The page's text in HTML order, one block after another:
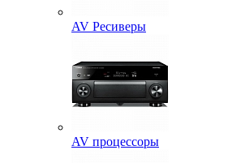
AV Ресиверы
AV процессоры